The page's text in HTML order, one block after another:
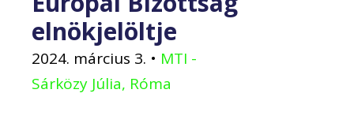
elnökjelöltje
2024. március 3. • MTI -
Sárközy Júlia, Róma